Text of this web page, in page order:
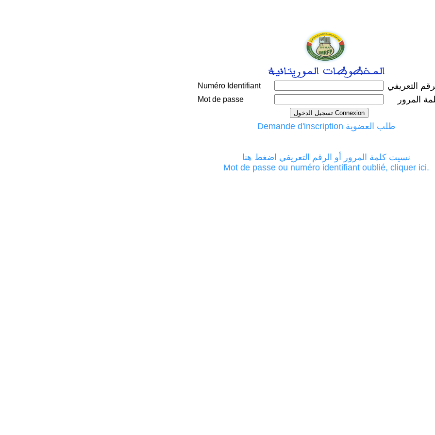
Numéro Identifiant التعريفي
Mot de passe المرور
Demande d'inscription طلب العضوية
نسيت كلمة المرور أو الرقم التعريفي اضغط هنا
Mot de passe ou numéro identifiant oublié, cliquer ici.